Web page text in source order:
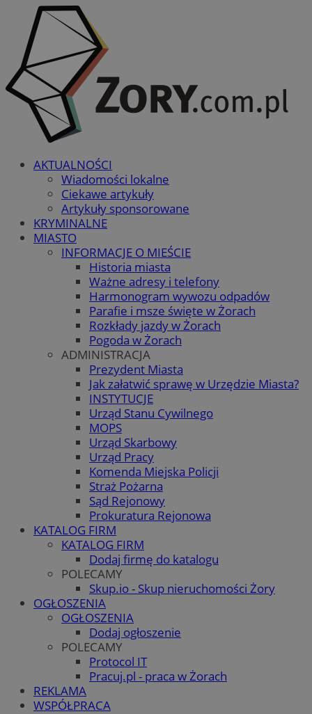
AKTUALNOŚCI
Wiadomości lokalne
Ciekawe artykuły
Artykuły sponsorowane
KRYMINALNE
MIASTO
INFORMACJE O MIEŚCIE
Historia miasta
Ważne adresy i telefony
Harmonogram wywozu odpadów
Parafie i msze święte w Żorach
Rozkłady jazdy w Żorach
Pogoda w Żorach
ADMINISTRACJA
Prezydent Miasta
Jak załatwić sprawę w Urzędzie Miasta?
INSTYTUCJE
Urząd Stanu Cywilnego
MOPS
Urząd Skarbowy
Urząd Pracy
Komenda Miejska Policji
Straż Pożarna
Sąd Rejonowy
Prokuratura Rejonowa
KATALOG FIRM
KATALOG FIRM
Dodaj firmę do katalogu
POLECAMY
Skup.io - Skup nieruchomości Żory
OGŁOSZENIA
OGŁOSZENIA
Dodaj ogłoszenie
POLECAMY
Protocol IT
Pracuj.pl - praca w Żorach
REKLAMA
WSPÓŁPRACA